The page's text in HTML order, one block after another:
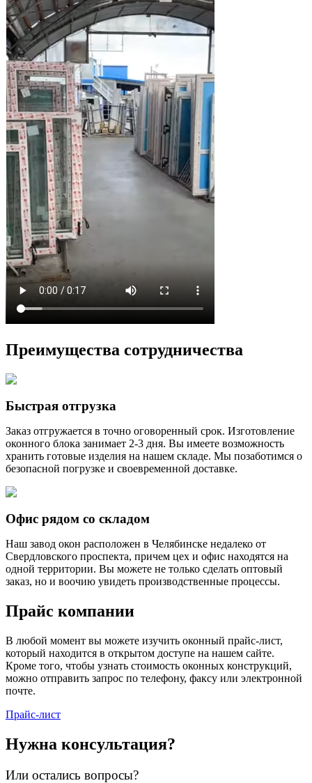
Преимущества сотрудничества
Быстрая отгрузка
Заказ отгружается в точно оговоренный срок. Изготовление
оконного блока занимает 2-3 дня. Вы имеете возможность
хранить готовые изделия на нашем складе. Мы позаботимся о
безопасной погрузке и своевременной доставке.
Офис рядом со складом
Наш завод окон расположен в Челябинске недалеко от
Свердловского проспекта, причем цех и офис находятся на
одной территории. Вы можете не только сделать оптовый
заказ, но и воочию увидеть производственные процессы.
Прайс компании
В любой момент вы можете изучить оконный прайс-лист,
который находится в открытом доступе на нашем сайте.
Кроме того, чтобы узнать стоимость оконных конструкций,
можно отправить запрос по телефону, факсу или электронной
почте.
Прайс-лист
Нужна консультация?
Или остались вопросы?